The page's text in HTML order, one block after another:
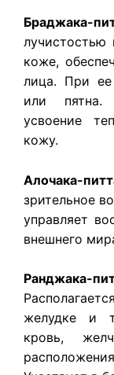
Браджака-
коже,
лица. При ее
или пятна.
усвоение
кожу.
Алочака-
зрительное
управляет
внешнего
Ранджака-
желудке и
кровь,